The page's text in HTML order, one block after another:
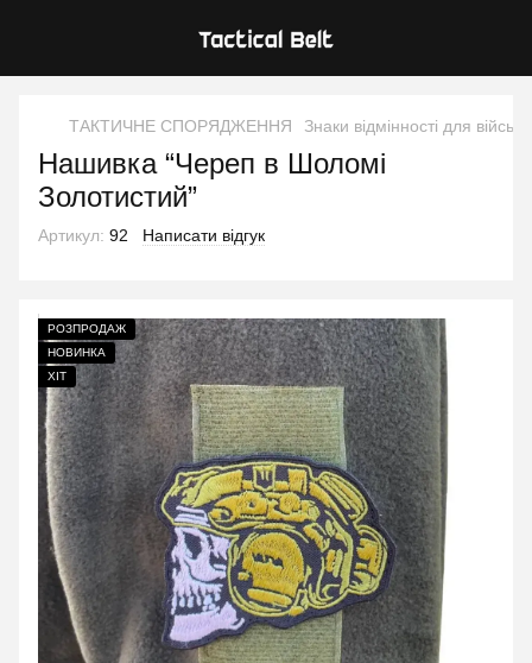
ТАКТИЧНЕ СПОРЯДЖЕННЯ Знаки відмінності для
Нашивка “Череп в Шоломі
Золотистий”
Артикул: 92 Написати відгук
РОЗПРОДАЖ
НОВИНКА
ХІТ